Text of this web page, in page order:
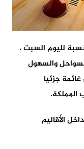
لليوم السبت ،
والسهول
جزئيا
المملكة.
الأقاليم